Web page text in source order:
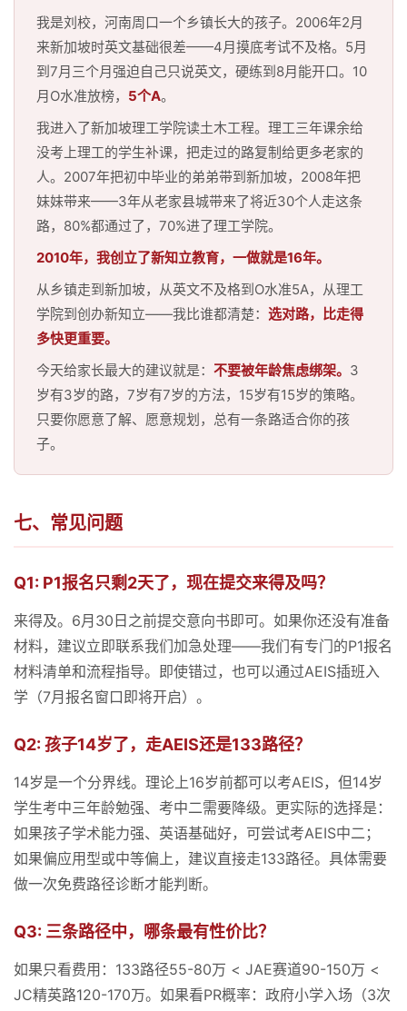
我是刘校，河南周口一个乡镇长大的孩子。2006年2月
来新加坡时英文基础很差——4月摸底考试不及格。5月
到7月三个月强迫自己只说英文，硬练到8月能开口。10
月O水准放榜， 5个A。
我进入了新加坡理工学院读土木工程。理工三年课余给
没考上理工的学生补课，把走过的路复制给更多老家的
人。2007年把初中毕业的弟弟带到新加坡，2008年把
妹妹带来——3年从老家县城带来了将近30个人走这条
路，80%都通过了，70%进了理工学院。
2010年，我创立了新知立教育，一做就是16年。
从乡镇走到新加坡，从英文不及格到O水准5A，从理工
学院到创办新知立——我比谁都清楚： 选对路，比走得
多快更重要。
今天给家长最大的建议就是： 不要被年龄焦虑绑架。 3
岁有3岁的路，7岁有7岁的方法，15岁有15岁的策略。
只要你愿意了解、愿意规划，总有一条路适合你的孩
子。
七、常见问题
Q1: P1报名只剩2天了，现在提交来得及吗？
来得及。6月30日之前提交意向书即可。如果你还没有准备
材料，建议立即联系我们加急处理——我们有专门的P1报名
材料清单和流程指导。即使错过，也可以通过AEIS插班入
学（7月报名窗口即将开启）。
Q2: 孩子14岁了，走AEIS还是133路径？
14岁是一个分界线。理论上16岁前都可以考AEIS，但14岁
学生考中三年龄勉强、考中二需要降级。更实际的选择是：
如果孩子学术能力强、英语基础好，可尝试考AEIS中二；
如果偏应用型或中等偏上，建议直接走133路径。具体需要
做一次免费路径诊断才能判断。
Q3: 三条路径中，哪条最有性价比？
如果只看费用：133路径55-80万 < JAE赛道90-150万 <
JC精英路120-170万。如果看PR概率：政府小学入场（3次